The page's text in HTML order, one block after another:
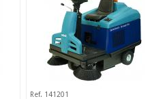
Ref. 141201